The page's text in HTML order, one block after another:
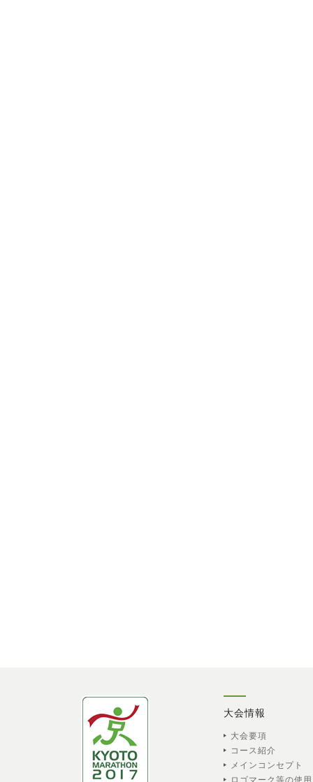
大会情報
大会要項
コース紹介
メインコンセプト